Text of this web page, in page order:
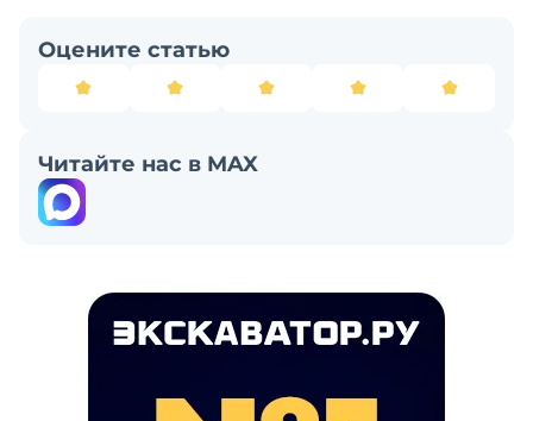
Оцените статью
Читайте нас в MAX